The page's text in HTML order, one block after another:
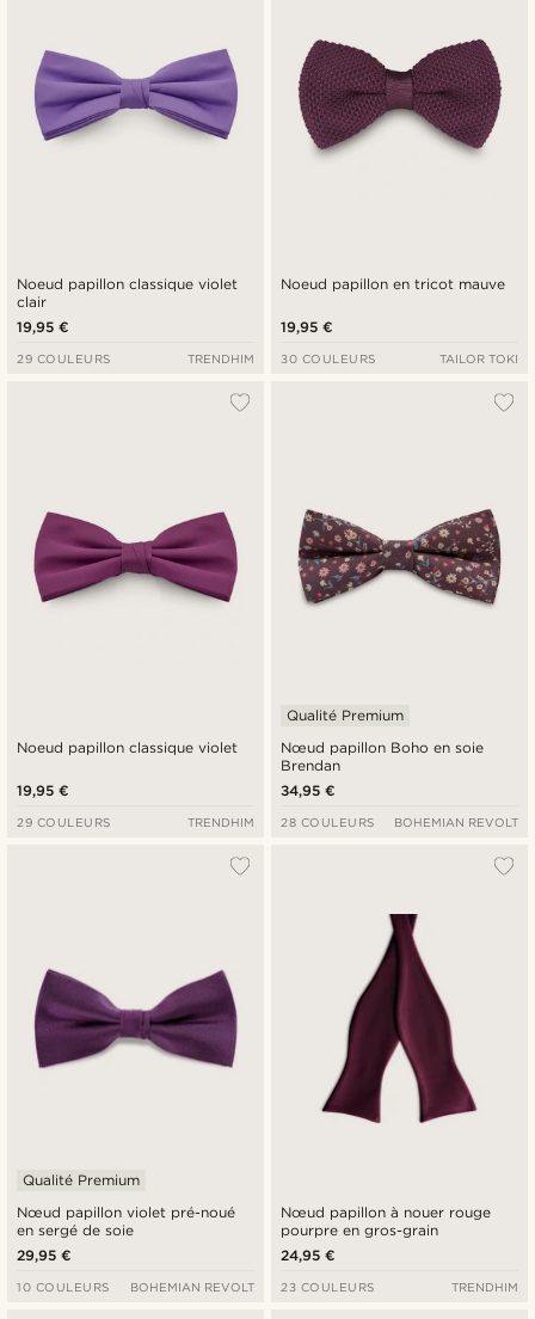
Noeud papillon classique violet
clair
19,95 €
29 COULEURS TRENDHIM
Noeud papillon en tricot mauve
19,95 €
30 COULEURS TAILOR TOKI
Noeud papillon classique violet
19,95 €
29 COULEURS TRENDHIM
Nœud papillon Boho en soie
Brendan
Qualité Premium
34,95 €
28 COULEURS BOHEMIAN REVOLT
Nœud papillon violet pré-noué
en sergé de soie
Qualité Premium
29,95 €
10 COULEURS BOHEMIAN REVOLT
Nœud papillon à nouer rouge
pourpre en gros-grain
24,95 €
23 COULEURS TRENDHIM